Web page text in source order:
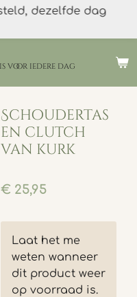
voor iedere dag
dezelfde dag
Schoudertas
en clutch
van kurk
€ 25,95
Laat het me
weten wanneer
dit product weer
op voorraad is.